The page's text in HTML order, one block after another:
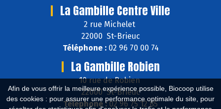
Afin de vous offrir la meilleure expérience possible, Biocoop utilise
des cookies : pour assurer une performance optimale du site, pour
La Gambille Centre Ville
2 rue Michelet
22000 St-Brieuc
Téléphone :02 96 70 00 74
La Gambille Robien
10 rue de Robien
22000 St-Brieuc
Téléphone :02 96 75 12 85